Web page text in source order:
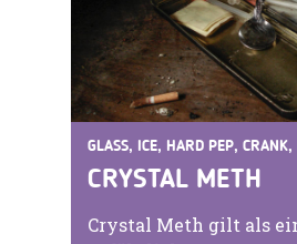
GLASS, ICE, HARD PEP,
CRYSTAL METH
Crystal Meth gilt als